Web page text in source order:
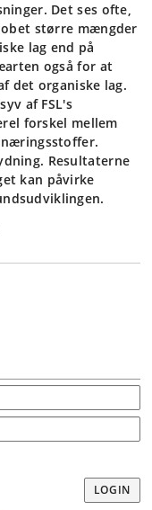
Det ses ofte,
større mængder
lag end på
også for at
det organiske lag.
af FSL's
forskel mellem
Resultaterne
kan påvirke
LOGIN